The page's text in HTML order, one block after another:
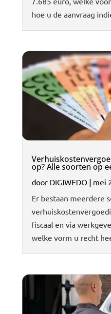
hoe u de aanvraag
op? Alle soorten op
door DIGIWEDO| mei
Er bestaan meerdere
fiscaal en via
welke vorm u recht